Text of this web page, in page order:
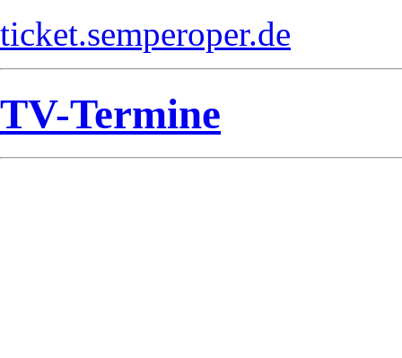
ticket.semperoper.de
TV-Termine